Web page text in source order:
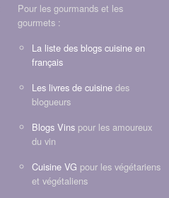
Pour les gourmands et les
gourmets :
La liste des blogs cuisine en
français
Les livres de cuisine des
blogueurs
Blogs Vins pour les amoureux
du vin
Cuisine VG pour les végétariens
et végétaliens